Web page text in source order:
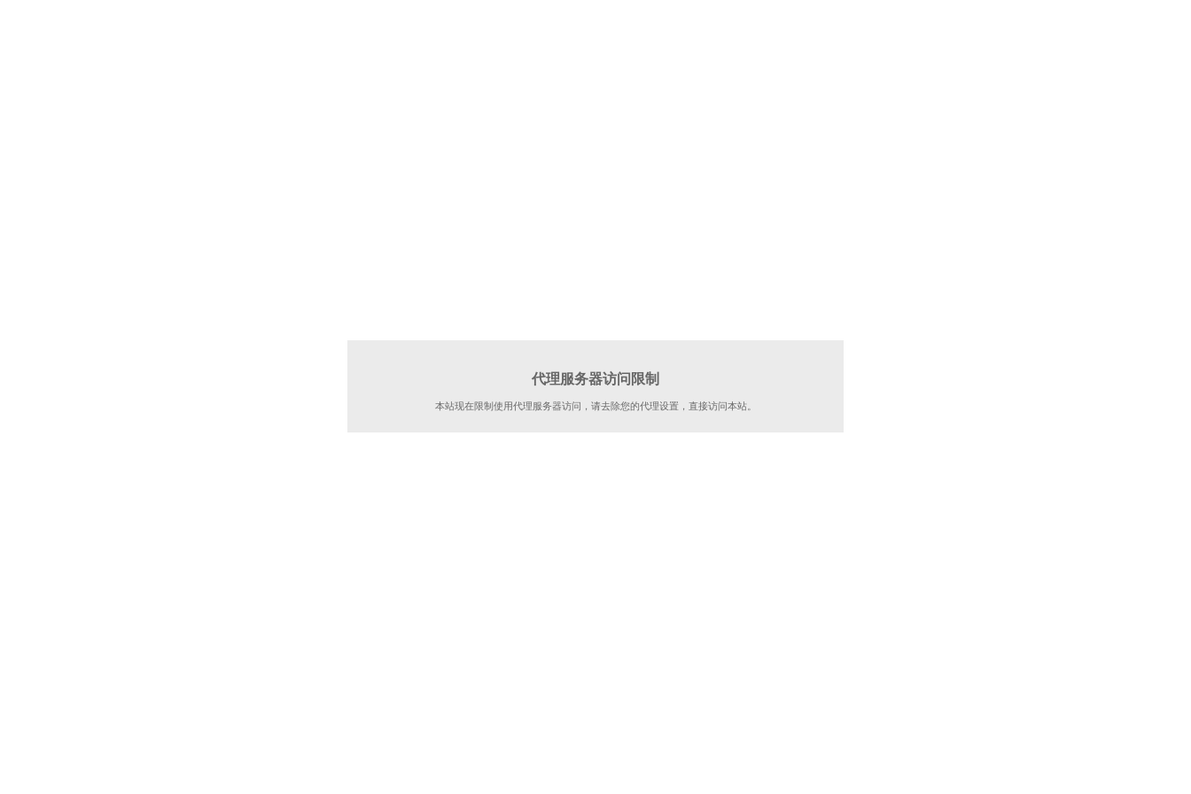
代理服务器访问限制
本站现在限制使用代理服务器访问，请去除您的代理设置，直接访问本站。